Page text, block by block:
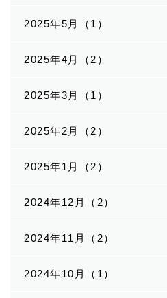
2025年5月（1）
2025年4月（2）
2025年3月（1）
2025年2月（2）
2025年1月（2）
2024年12月（2）
2024年11月（2）
2024年10月（1）